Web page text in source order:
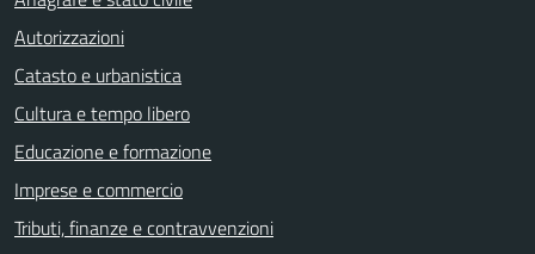
Autorizzazioni
Catasto e urbanistica
Cultura e tempo libero
Educazione e formazione
Imprese e commercio
Tributi, finanze e contravvenzioni